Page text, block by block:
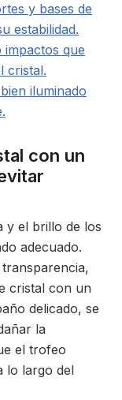
y bases de
estabilidad.
que
cristal.
iluminado
con un
y el brillo de los
adecuado.
cristal con un
delicado, se
la
el trofeo
lo largo del